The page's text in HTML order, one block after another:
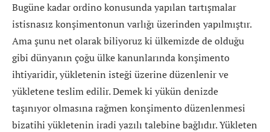
Bugüne kadar ordino konusunda yapılan tartışmalar
istisnasız konşimentonun varlığı üzerinden yapılmıştır.
Ama şunu net olarak biliyoruz ki ülkemizde de olduğu
gibi dünyanın çoğu ülke kanunlarında konşimento
ihtiyaridir, yükletenin isteği üzerine düzenlenir ve
yükletene teslim edilir. Demek ki yükün denizde
taşınıyor olmasına rağmen konşimento düzenlenmesi
bizatihi yükletenin iradi yazılı talebine bağlıdır. Yükleten